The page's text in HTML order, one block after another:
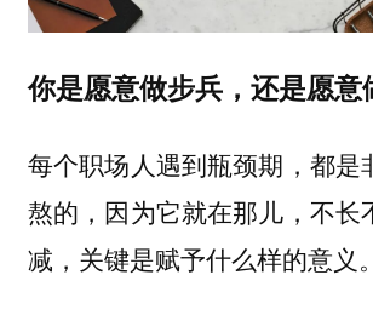
你是愿意做步兵，还是愿意
每个职场人遇到瓶颈期，都是
熬的，因为它就在那儿，不长
减，关键是赋予什么样的意义。